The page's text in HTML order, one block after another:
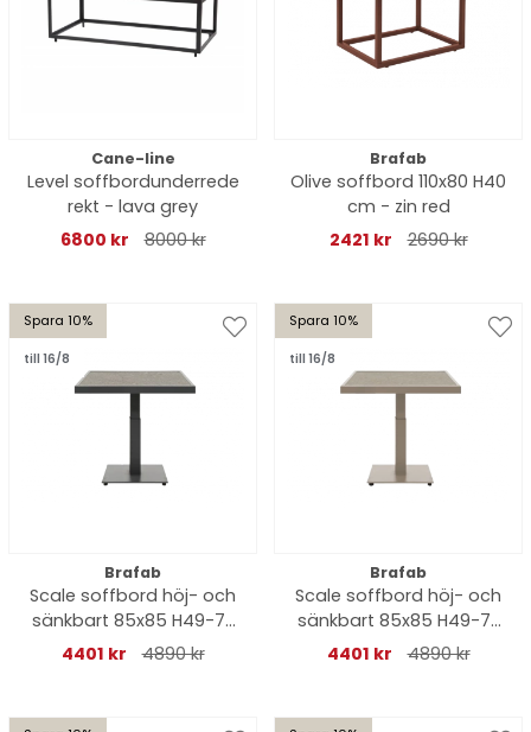
Cane-line
Level soffbordunderrede
rekt - lava grey
6800 kr
8000 kr
Brafab
Olive soffbord 110x80 H40
cm - zin red
2421 kr
2690 kr
Spara 10%
till 16/8
Brafab
Scale soffbord höj- och
sänkbart 85x85 H49-73
cm - antracit/dark
4401 kr 4890 kr
Spara 10%
till 16/8
Brafab
Scale soffbord höj- och
sänkbart 85x85 H49-73
cm - khaki/greish
4401 kr 4890 kr